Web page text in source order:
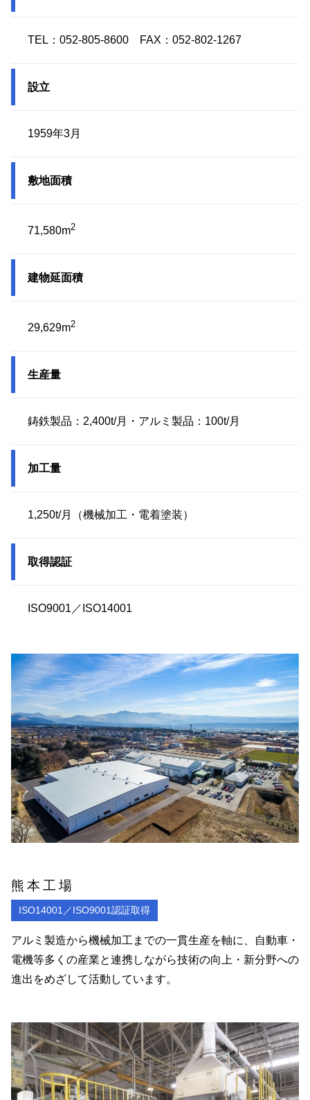
TEL：052-805-8600 FAX：052-802-1267
設立
1959年3月
敷地面積
71,580m2
建物延面積
29,629m2
生産量
鋳鉄製品：2,400t/月・アルミ製品：100t/月
加工量
1,250t/月（機械加工・電着塗装）
取得認証
ISO9001／ISO14001
熊本工場
ISO14001／ISO9001認証取得
アルミ製造から機械加工までの一貫生産を軸に、自動車・
電機等多くの産業と連携しながら技術の向上・新分野への
進出をめざして活動しています。